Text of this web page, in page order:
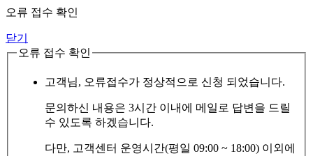
오류 접수 확인
닫기
오류 접수 확인
고객님, 오류접수가 정상적으로 신청 되었습니다.
문의하신 내용은 3시간 이내에 메일로 답변을 드릴
수 있도록 하겠습니다.
다만, 고객센터 운영시간(평일 09:00 ~ 18:00) 이외에